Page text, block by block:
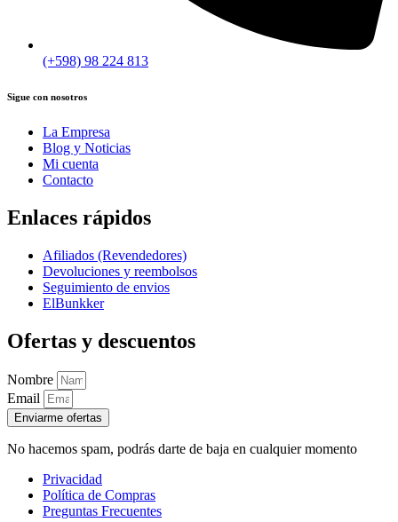
(+598) 98 224 813
Sigue con nosotros
La Empresa
Blog y Noticias
Mi cuenta
Contacto
Enlaces rápidos
Afiliados (Revendedores)
Devoluciones y reembolsos
Seguimiento de envios
ElBunkker
Ofertas y descuentos
Nombre
Email
Enviarme ofertas
No hacemos spam, podrás darte de baja en cualquier momento
Privacidad
Política de Compras
Preguntas Frecuentes